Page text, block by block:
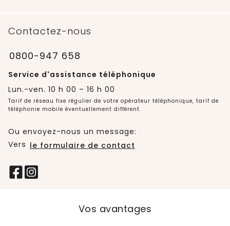
Contactez-nous
0800-947 658
Service d'assistance téléphonique
Lun.-ven. 10 h 00 – 16 h 00
Tarif de réseau fixe régulier de votre opérateur téléphonique, tarif de
téléphonie mobile éventuellement différent.
Ou envoyez-nous un message:
Vers le formulaire de contact
Vos avantages